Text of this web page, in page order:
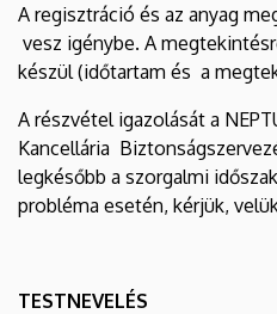
A regisztráció és az anyag
vesz igénybe. A
készül (időtartam és a
A részvétel igazolását a
Kancellária
legkésőbb a szorgalmi
probléma esetén, kérjük,
TESTNEVELÉS